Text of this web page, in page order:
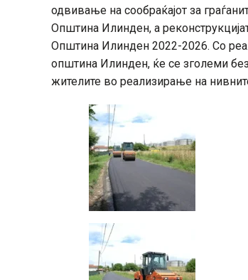
одвивање на сообраќајот за
Општина Илинден, а
Општина Илинден 2022-2026. Со
општина Илинден, ќе се зголеми
жителите во реализирање на